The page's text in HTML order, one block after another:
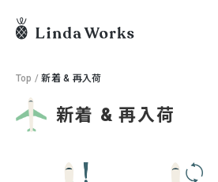
Top /新着 & 再入荷
新着 & 再入荷